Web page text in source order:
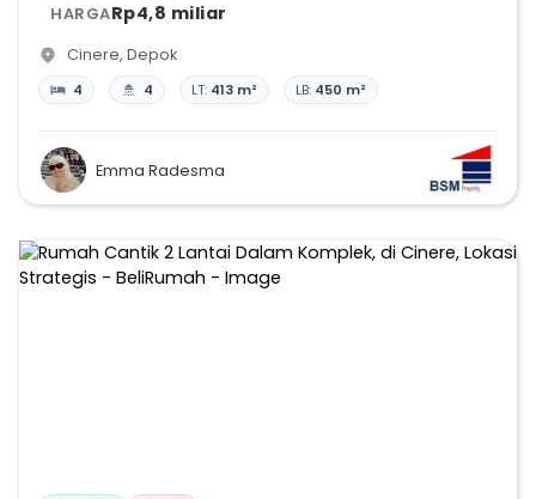
HARGARp4,8 miliar
Cinere, Depok
4 4 LT: 413 m² LB: 450 m²
Emma Radesma